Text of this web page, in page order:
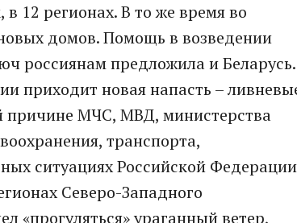
12 регионах. В то же время во
домов. Помощь в возведении
россиянам предложила и Беларусь.
приходит новая напасть –
причине МЧС, МВД, министерства
транспорта,
ситуациях Российской Федерации
Северо-Западного
«прогуляться» ураганный ветер,